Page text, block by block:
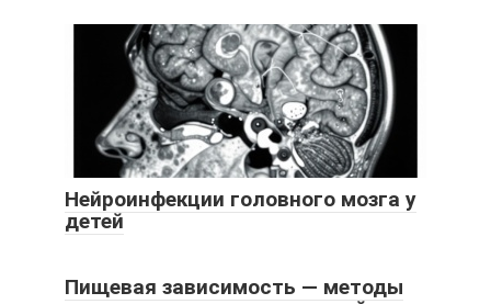
Нейроинфекции головного мозга у
детей
Пищевая зависимость — методы